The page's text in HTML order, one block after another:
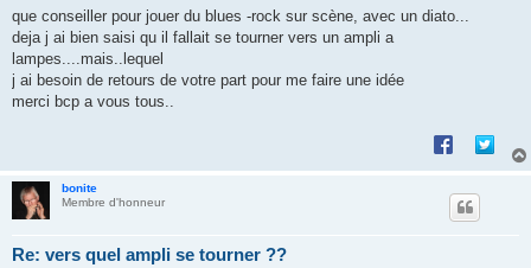
que conseiller pour jouer du blues -rock sur scène, avec un diato...
deja j ai bien saisi qu il fallait se tourner vers un ampli a
lampes....mais..lequel
j ai besoin de retours de votre part pour me faire une idée
merci bcp a vous tous..
bonite
Membre d'honneur
Re: vers quel ampli se tourner ??